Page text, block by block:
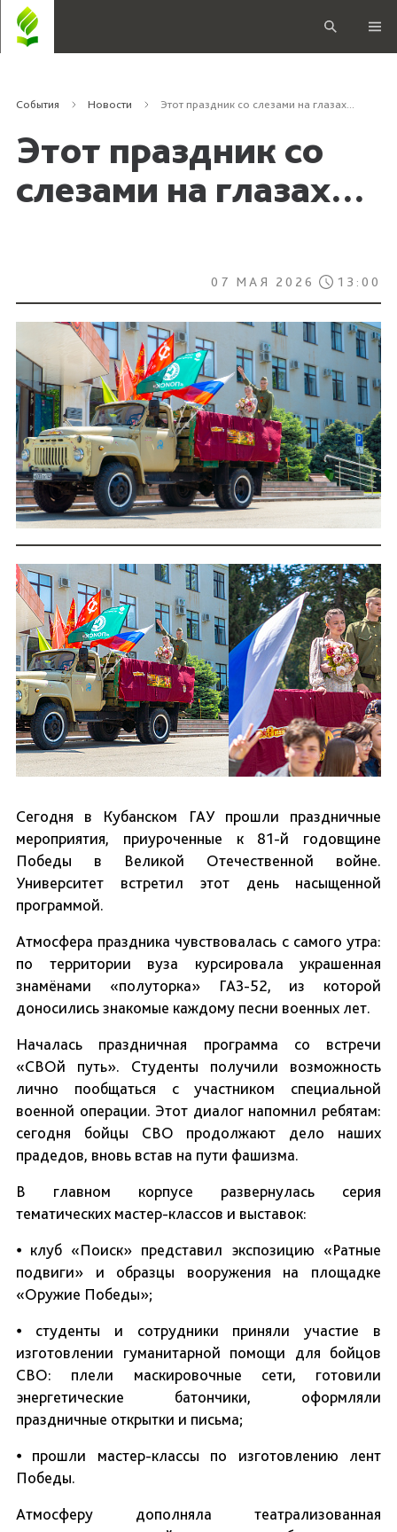
События Новости Этот праздник со слезами на глазах...
Этот праздник со
слезами на глазах...
07 МАЯ 2026 13:00
Сегодня в Кубанском ГАУ прошли праздничные
мероприятия, приуроченные к 81-й годовщине
Победы в Великой Отечественной войне.
Университет встретил этот день насыщенной
программой.
Атмосфера праздника чувствовалась с самого утра:
по территории вуза курсировала украшенная
знамёнами «полуторка» ГАЗ-52, из которой
доносились знакомые каждому песни военных лет.
Началась праздничная программа со встречи
«СВОй путь». Студенты получили возможность
лично пообщаться с участником специальной
военной операции. Этот диалог напомнил ребятам:
сегодня бойцы СВО продолжают дело наших
прадедов, вновь встав на пути фашизма.
В главном корпусе развернулась серия
тематических мастер-классов и выставок:
⦁ клуб «Поиск» представил экспозицию «Ратные
подвиги» и образцы вооружения на площадке
«Оружие Победы»;
⦁ студенты и сотрудники приняли участие в
изготовлении гуманитарной помощи для бойцов
СВО: плели маскировочные сети, готовили
энергетические батончики, оформляли
праздничные открытки и письма;
⦁ прошли мастер-классы по изготовлению лент
Победы.
Атмосферу дополняла театрализованная